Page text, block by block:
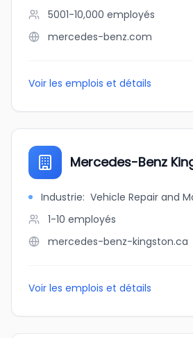
5001-10,000 employés
mercedes-benz.com
Voir les emplois et détails
Mercedes-Benz
Industrie: Vehicle Repair and
1-10 employés
mercedes-benz-kingston.ca
Voir les emplois et détails